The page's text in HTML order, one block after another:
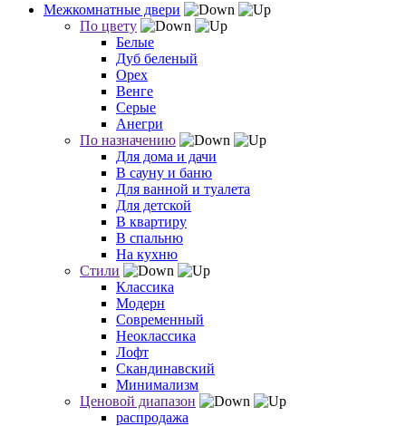
Межкомнатные двери
По цвету
Белые
Дуб беленый
Орех
Венге
Серые
Анегри
По назначению
Для дома и дачи
В сауну и баню
Для ванной и туалета
Для детской
В квартиру
В спальню
На кухню
Стили
Классика
Модерн
Современный
Неоклассика
Лофт
Скандинавский
Минимализм
Ценовой диапазон
распродажа